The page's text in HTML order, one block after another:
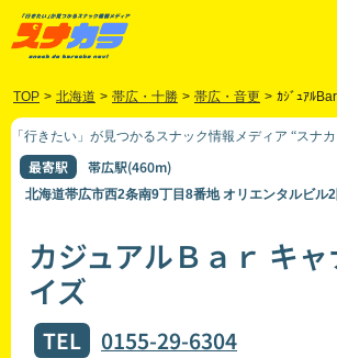
TOP > 北海道 > 帯広・十勝 > 帯広・音更 > ｶｼﾞｭｱﾙ
「行きたい」が見つかるスナック情報メディア “スナ
最寄駅 帯広駅(460m)
北海道帯広市西2条南9丁目8番地 オリエンタルビル
カジュアルＢａｒ キ
イズ
TEL 0155-29-6304